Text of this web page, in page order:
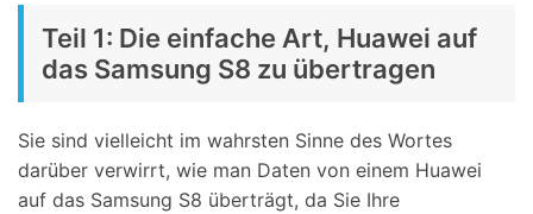
Teil 1: Die einfache Art, Huawei auf
das Samsung S8 zu übertragen
Sie sind vielleicht im wahrsten Sinne des Wortes
darüber verwirrt, wie man Daten von einem Huawei
auf das Samsung S8 überträgt, da Sie Ihre